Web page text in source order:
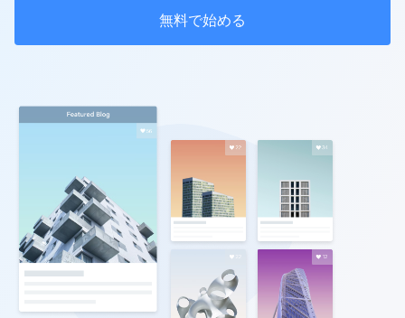
無料で始める